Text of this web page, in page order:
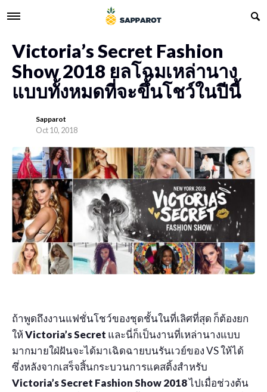
Victoria’s Secret Fashion
Show 2018 ยลโฉมเหล่านาง
แบบทั้งหมดที่จะขึ้นโชว์ในปีนี้
Sapparot
Oct 10, 2018
ถ้าพูดถึงงานแฟชั่นโชว์ของชุดชั้นในที่เลิศที่สุด ก็ต้องยก
ให้Victoria’s Secret และนี่ก็เป็นงานที่เหล่านางแบบ
มากมายใฝ่ฝันจะได้มาเฉิดฉายบนรันเวย์ของ VS ให้ได้
ซึ่งหลังจากเสร็จสิ้นกระบวนการแคสติ้งสำหรับ
Victoria’s Secret Fashion Show 2018ไปเมื่อช่วงต้น